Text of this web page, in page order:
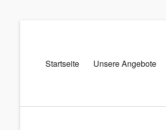
Mühle
und
Primary
Startseite Unsere Angebote